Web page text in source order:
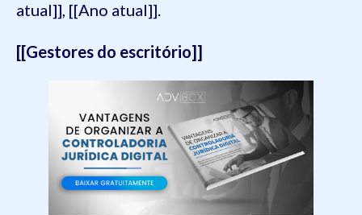
atual]], [[Ano atual]].
[[Gestores do escritório]]